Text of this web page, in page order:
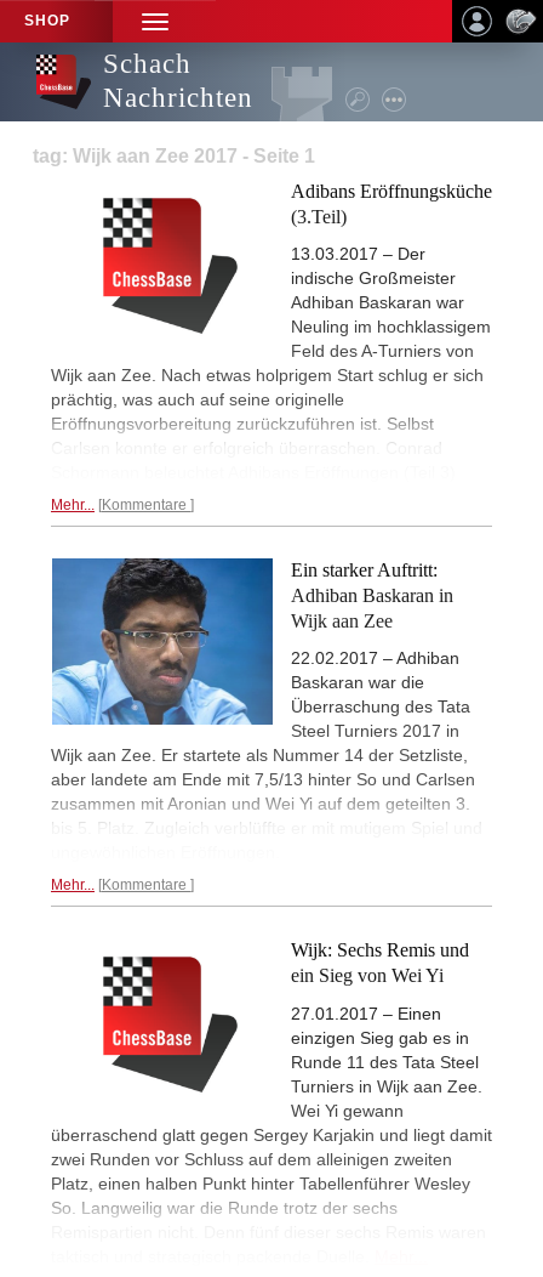
SHOP
TOGGLE
NAVIGATION
Schach
Nachrichten
tag: Wijk aan Zee 2017 - Seite 1
Adibans Eröffnungsküche
(3.Teil)
13.03.2017 – Der
indische Großmeister
Adhiban Baskaran war
Neuling im hochklassigem
Feld des A-Turniers von
Wijk aan Zee. Nach etwas holprigem Start schlug er sich
prächtig, was auch auf seine originelle
Eröffnungsvorbereitung zurückzuführen ist. Selbst
Carlsen konnte er erfolgreich überraschen. Conrad
Mehr... Kommentare
Ein starker Auftritt:
Adhiban Baskaran in
Wijk aan Zee
22.02.2017 – Adhiban
Baskaran war die
Überraschung des Tata
Steel Turniers 2017 in
Wijk aan Zee. Er startete als Nummer 14 der Setzliste,
aber landete am Ende mit 7,5/13 hinter So und Carlsen
zusammen mit Aronian und Wei Yi auf dem geteilten 3.
bis 5. Platz. Zugleich verblüffte er mit mutigem Spiel und
Mehr... Kommentare
Wijk: Sechs Remis und
ein Sieg von Wei Yi
27.01.2017 – Einen
einzigen Sieg gab es in
Runde 11 des Tata Steel
Turniers in Wijk aan Zee.
Wei Yi gewann
überraschend glatt gegen Sergey Karjakin und liegt damit
zwei Runden vor Schluss auf dem alleinigen zweiten
Platz, einen halben Punkt hinter Tabellenführer Wesley
So. Langweilig war die Runde trotz der sechs